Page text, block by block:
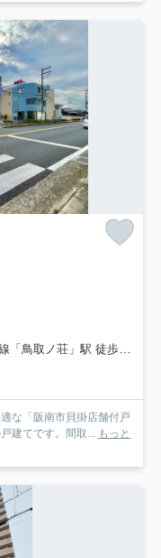
「鳥取ノ荘」駅 徒歩15分
な「阪南市貝掛店舗付戸
建てです。間取... もっと